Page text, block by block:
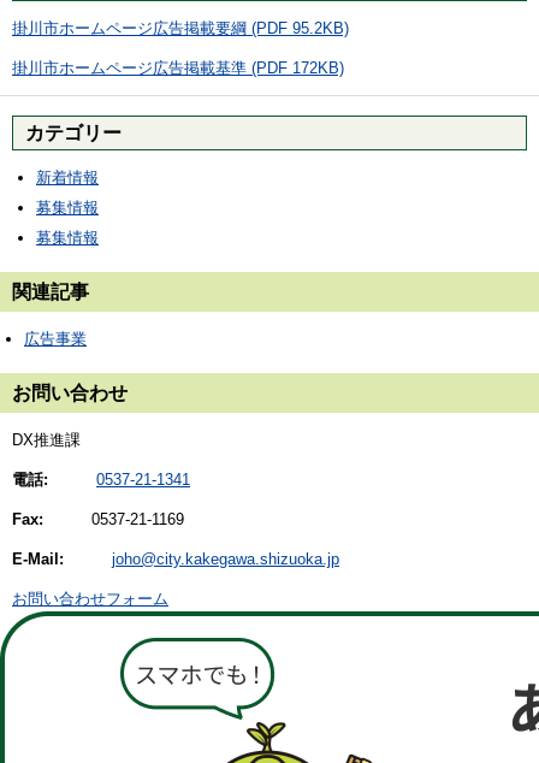
掛川市ホームページ広告掲載要綱 (PDF 95.2KB)
掛川市ホームページ広告掲載基準 (PDF 172KB)
カテゴリー
新着情報
募集情報
募集情報
関連記事
広告事業
お問い合わせ
DX推進課
電話: 0537-21-1341
Fax: 0537-21-1169
E-Mail: joho@city.kakegawa.shizuoka.jp
お問い合わせフォーム